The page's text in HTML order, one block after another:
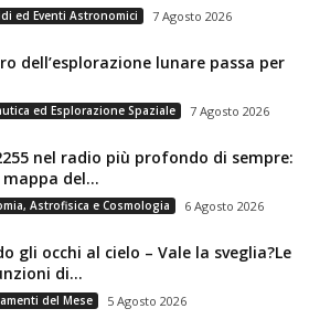
ed Eventi Astronomici 7 Agosto 2026
dell’esplorazione lunare passa per
ed Esplorazione Spaziale 7 Agosto 2026
nel radio più profondo di sempre:
del...
Astrofisica e Cosmologia 6 Agosto 2026
gli occhi al cielo – Vale la sveglia?Le
di...
del Mese 5 Agosto 2026